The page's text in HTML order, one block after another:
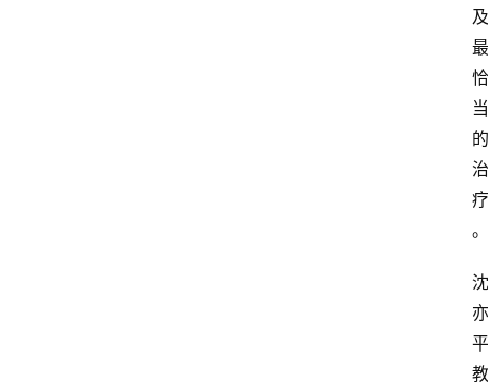
及
最
恰
当
的
治
疗
。
沈
亦
平
教